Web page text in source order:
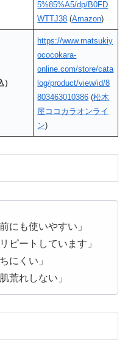
5%85%A5/dp/B0FD
WTTJ38 (Amazon)
https://www.matsukiy
ococokara-
online.com/store/cata
log/product/view/id/8
803463010386 (松木
屋ココカラオンライ
ン)
にも使いやすい」
ピートしています」
にくい」
荒れしない」